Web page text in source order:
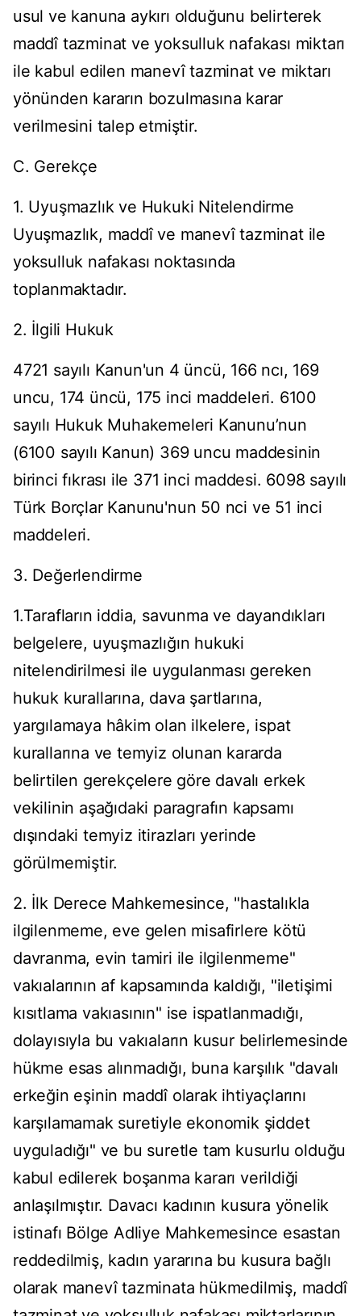
usul ve kanuna aykırı olduğunu belirterek
maddî tazminat ve yoksulluk nafakası miktarı
ile kabul edilen manevî tazminat ve miktarı
yönünden kararın bozulmasına karar
verilmesini talep etmiştir.
C. Gerekçe
1. Uyuşmazlık ve Hukuki Nitelendirme
Uyuşmazlık, maddî ve manevî tazminat ile
yoksulluk nafakası noktasında
toplanmaktadır.
2. İlgili Hukuk
4721 sayılı Kanun'un 4 üncü, 166 ncı, 169
uncu, 174 üncü, 175 inci maddeleri. 6100
sayılı Hukuk Muhakemeleri Kanunu’nun
(6100 sayılı Kanun) 369 uncu maddesinin
birinci fıkrası ile 371 inci maddesi. 6098 sayılı
Türk Borçlar Kanunu'nun 50 nci ve 51 inci
maddeleri.
3. Değerlendirme
1.Tarafların iddia, savunma ve dayandıkları
belgelere, uyuşmazlığın hukuki
nitelendirilmesi ile uygulanması gereken
hukuk kurallarına, dava şartlarına,
yargılamaya hâkim olan ilkelere, ispat
kurallarına ve temyiz olunan kararda
belirtilen gerekçelere göre davalı erkek
vekilinin aşağıdaki paragrafın kapsamı
dışındaki temyiz itirazları yerinde
görülmemiştir.
2. İlk Derece Mahkemesince, "hastalıkla
ilgilenmeme, eve gelen misafirlere kötü
davranma, evin tamiri ile ilgilenmeme"
vakıalarının af kapsamında kaldığı, "iletişimi
kısıtlama vakıasının" ise ispatlanmadığı,
dolayısıyla bu vakıaların kusur belirlemesinde
hükme esas alınmadığı, buna karşılık "davalı
erkeğin eşinin maddî olarak ihtiyaçlarını
karşılamamak suretiyle ekonomik şiddet
uyguladığı" ve bu suretle tam kusurlu olduğu
kabul edilerek boşanma kararı verildiği
anlaşılmıştır. Davacı kadının kusura yönelik
istinafı Bölge Adliye Mahkemesince esastan
reddedilmiş, kadın yararına bu kusura bağlı
olarak manevî tazminata hükmedilmiş, maddî